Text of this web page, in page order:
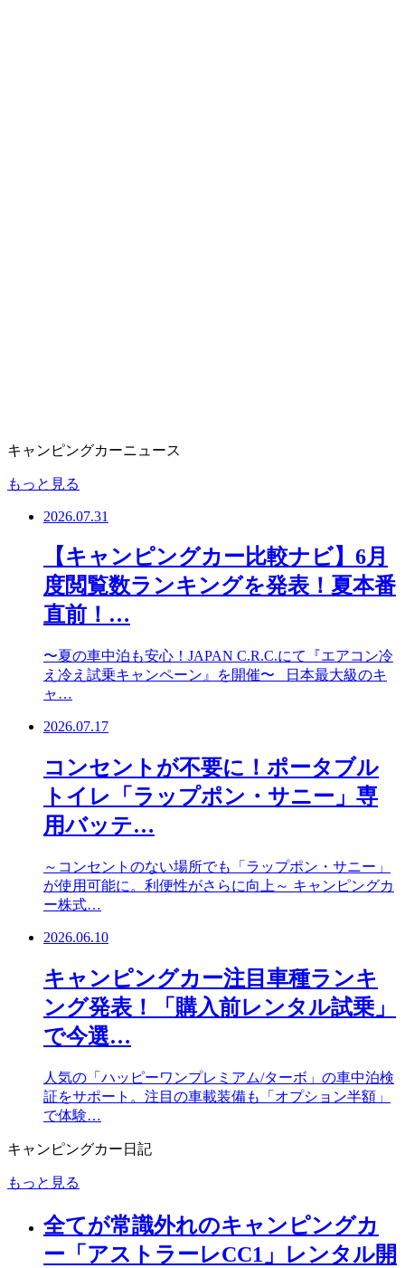
キャンピングカーニュース
もっと見る
2026.07.31
【キャンピングカー比較ナビ】6月
度閲覧数ランキングを発表！夏本番
直前！…
〜夏の車中泊も安心！JAPAN C.R.C.にて『エアコン冷
え冷え試乗キャンペーン』を開催〜 日本最大級のキ
ャ…
2026.07.17
コンセントが不要に！ポータブル
トイレ「ラップポン・サニー」専
用バッテ…
～コンセントのない場所でも「ラップポン・サニー」
が使用可能に。利便性がさらに向上～ キャンピングカ
ー株式…
2026.06.10
キャンピングカー注目車種ランキ
ング発表！「購入前レンタル試乗」
で今選…
人気の「ハッピーワンプレミアム/ターボ」の車中泊検
証をサポート。注目の車載装備も「オプション半額」
で体験…
キャンピングカー日記
もっと見る
全てが常識外れのキャンピングカ
ー「アストラーレCC1」レンタル開